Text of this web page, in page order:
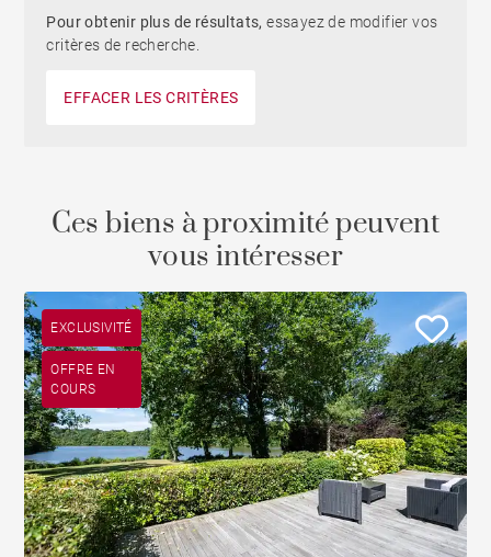
Pour obtenir plus de résultats,essayez de modifier vos
critères de recherche.
EFFACER LES CRITÈRES
Ces biens à proximité peuvent
vous intéresser
EXCLUSIVITÉ
OFFRE EN
COURS